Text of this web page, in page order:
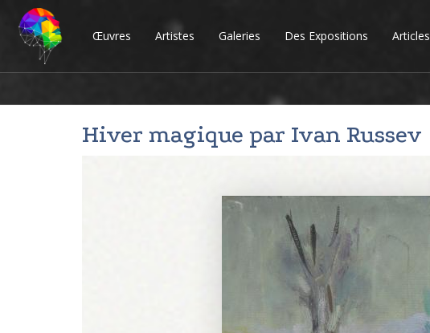
Œuvres Artistes Galeries Des Expositions Articles
Hiver magique par Ivan Russev